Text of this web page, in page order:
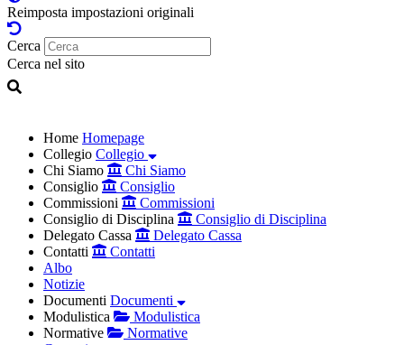
Reimposta impostazioni originali
Cerca
Cerca nel sito
Home Homepage
Collegio Collegio
Chi Siamo
Chi Siamo
Consiglio
Consiglio
Commissioni
Commissioni
Consiglio di Disciplina
Consiglio di Disciplina
Delegato Cassa
Delegato Cassa
Contatti
Contatti
Albo
Notizie
Documenti Documenti
Modulistica
Modulistica
Normative
Normative